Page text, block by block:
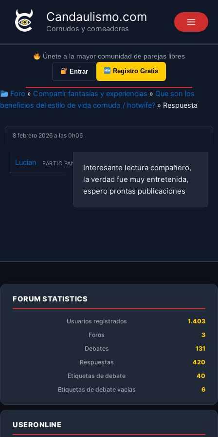
contenido
Candaulismo.com
Cornudos y corneadores
Únete a la mayor comunidad de parejas libres
Entrar Registro Gratis
Foro » Compartir fantasías y experiencias » Que son los
beneficios del estilo de vida cornudo / hotwife? » Respuesta
8 febrero 2026 a las 0h06
Lucian PARTICIPANTE
Interesante lectura compañero,
la verdad fue muy entretenida,
espero prontas publicaciones
FORUM STATISTICS
Usuarios registrados
1.403
Foros
3
Debates
131
Respuestas
420
Etiquetas de debate
40
Etiquetas de debate vacías
6
USERONLINE